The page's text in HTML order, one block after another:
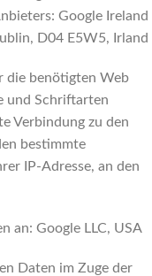
Google Ireland
D04 E5W5, Irland
die benötigten Web
und Schriftarten
Verbindung zu den
bestimmte
IP-Adresse, an den
an: Google LLC, USA
Daten im Zuge der